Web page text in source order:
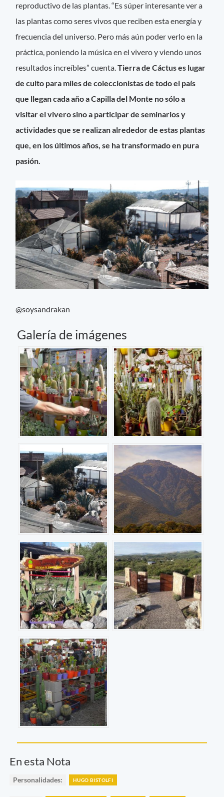
reproductivo de las plantas. “Es súper interesante ver a
las plantas como seres vivos que reciben esta energía y
frecuencia del universo. Pero más aún poder verlo en la
práctica, poniendo la música en el vivero y viendo unos
resultados increíbles” cuenta.Tierra de Cáctus es lugar
de culto para miles de coleccionistas de todo el país
que llegan cada año a Capilla del Monte no sólo a
visitar el vivero sino a participar de seminarios y
actividades que se realizan alrededor de estas plantas
que, en los últimos años, se ha transformado en pura
pasión.
@soysandrakan
Galería de imágenes
En esta Nota
Personalidades: HUGO BISTOLFI